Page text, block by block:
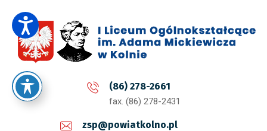
(86) 278-2661
fax. (86) 278-2431
zsp@powiatkolno.pl